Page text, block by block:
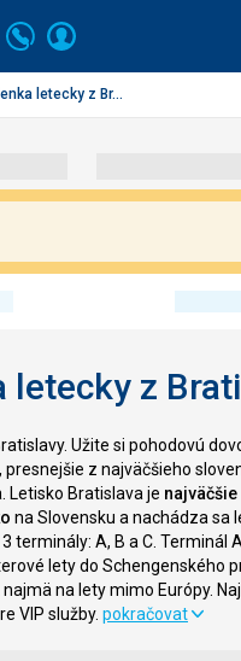
Volajte
+421
2
3221
Prihlásiť
letecky z Br...
letecky z
Užite si pohodovú
, presnejšie z najväčšieho
Letisko Bratislava je najväčšie
na Slovensku a nachádza sa
terminály: A, B a C. Terminál
lety do Schengenského
na lety mimo Európy.
VIP služby. pokračovat